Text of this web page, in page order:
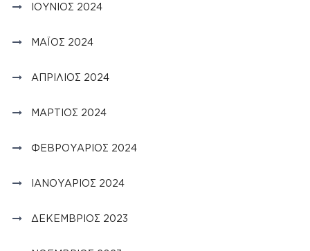
ΙΟΎΝΙΟΣ 2024
ΜΆΙΟΣ 2024
ΑΠΡΊΛΙΟΣ 2024
ΜΆΡΤΙΟΣ 2024
ΦΕΒΡΟΥΆΡΙΟΣ 2024
ΙΑΝΟΥΆΡΙΟΣ 2024
ΔΕΚΈΜΒΡΙΟΣ 2023